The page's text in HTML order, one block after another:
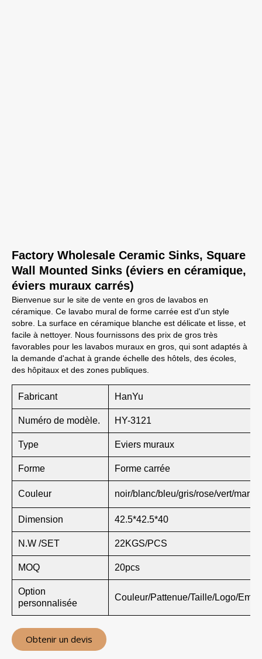
Factory Wholesale Ceramic Sinks, Square
Wall Mounted Sinks (éviers en céramique,
éviers muraux carrés)
Bienvenue sur le site de vente en gros de lavabos en
céramique. Ce lavabo mural de forme carrée est d'un style
sobre. La surface en céramique blanche est délicate et lisse, et
facile à nettoyer. Nous fournissons des prix de gros très
favorables pour les lavabos muraux en gros, qui sont adaptés à
la demande d'achat à grande échelle des hôtels, des écoles,
des hôpitaux et des zones publiques.
Fabricant HanYu
Numéro de modèle. HY-3121
Type Eviers muraux
Forme Forme carrée
Couleur noir/blanc/bleu/gris/rose/vert/
Dimension 42.5*42.5*40
N.W /SET 22KGS/PCS
MOQ 20pcs
Option
personnalisée
Couleur/Pattenue/Taille/Logo/
Obtenir un devis